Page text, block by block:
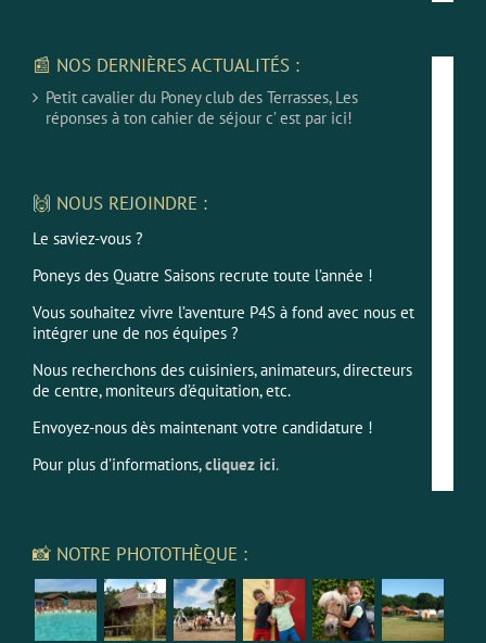
📰 NOS DERNIÈRES ACTUALITÉS :
Petit cavalier du Poney club des Terrasses, Les
réponses à ton cahier de séjour c’ est par ici!
🙌 NOUS REJOINDRE :
Le saviez-vous ?
Poneys des Quatre Saisons recrute toute l’année !
Vous souhaitez vivre l’aventure P4S à fond avec nous et
intégrer une de nos équipes ?
Nous recherchons des cuisiniers, animateurs, directeurs
de centre, moniteurs d’équitation, etc.
Envoyez-nous dès maintenant votre candidature !
Pour plus d’informations,cliquez ici.
📸 NOTRE PHOTOTHÈQUE :